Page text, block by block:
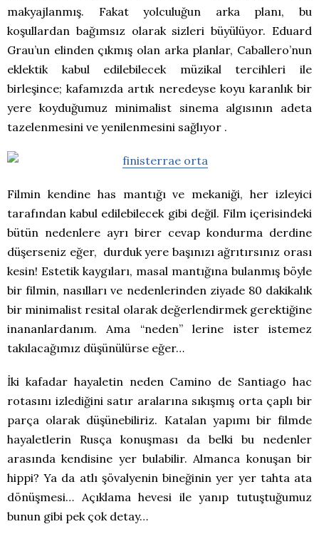
makyajlanmış. Fakat yolculuğun arka planı, bu
koşullardan bağımsız olarak sizleri büyülüyor. Eduard
Grau’un elinden çıkmış olan arka planlar, Caballero’nun
eklektik kabul edilebilecek müzikal tercihleri ile
birleşince; kafamızda artık neredeyse koyu karanlık bir
yere koyduğumuz minimalist sinema algısının adeta
tazelenmesini ve yenilenmesini sağlıyor .
Filmin kendine has mantığı ve mekaniği, her izleyici
tarafından kabul edilebilecek gibi değil. Film içerisindeki
bütün nedenlere ayrı birer cevap kondurma derdine
düşerseniz eğer, durduk yere başınızı ağrıtırsınız orası
kesin! Estetik kaygıları, masal mantığına bulanmış böyle
bir filmin, nasılları ve nedenlerinden ziyade 80 dakikalık
bir minimalist resital olarak değerlendirmek gerektiğine
inananlardanım. Ama “neden” lerine ister istemez
takılacağımız düşünülürse eğer…
İki kafadar hayaletin neden Camino de Santiago hac
rotasını izlediğini satır aralarına sıkışmış orta çaplı bir
parça olarak düşünebiliriz. Katalan yapımı bir filmde
hayaletlerin Rusça konuşması da belki bu nedenler
arasında kendisine yer bulabilir. Almanca konuşan bir
hippi? Ya da atlı şövalyenin bineğinin yer yer tahta ata
dönüşmesi… Açıklama hevesi ile yanıp tutuştuğumuz
bunun gibi pek çok detay…